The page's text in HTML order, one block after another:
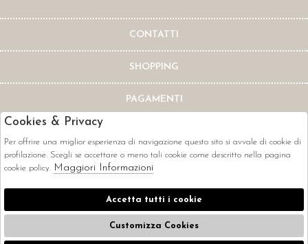
CONTATTI
SHOPPING
PAGAMENTI
CORRIERI
Cookies & Privacy
Per offrire una miglior esperienza di navigazione questo sito si avvale di cookie di
profilazione. Scegli se accettare o meno tali cookie come descritto nella pagina
cookie policy. Maggiori Informazioni
Accetta tutti i cookie
Customizza Cookies